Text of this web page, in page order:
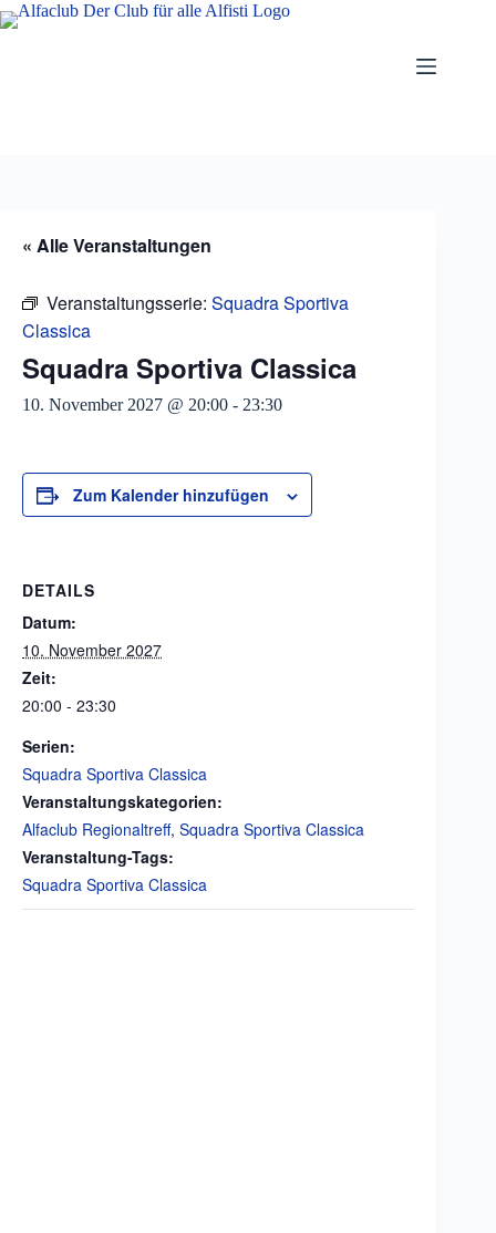
Zum
Inhalt
« Alle Veranstaltungen
Veranstaltungsserie: Squadra Sportiva
Classica
Squadra Sportiva Classica
10. November 2027 @ 20:00 - 23:30
Zum Kalender hinzufügen
DETAILS
Datum:
10. November 2027
Zeit:
20:00 - 23:30
Serien:
Squadra Sportiva Classica
Veranstaltungskategorien:
Alfaclub Regionaltreff, Squadra Sportiva Classica
Veranstaltung-Tags:
Squadra Sportiva Classica